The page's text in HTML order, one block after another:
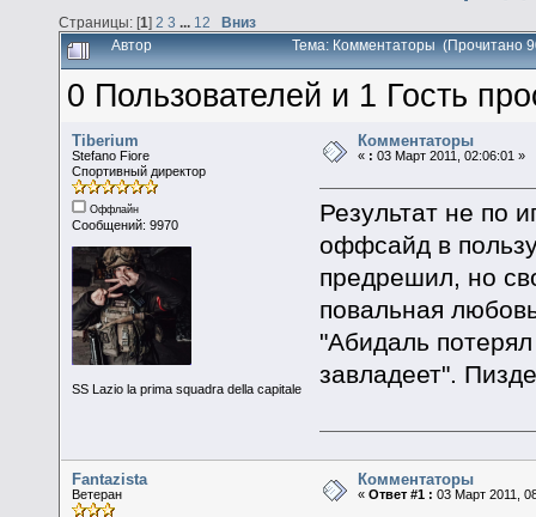
Страницы: [1] 2 3 12 Вниз
Автор Тема: Комментаторы (Прочитано
0 Пользователей и 1 Гость
Tiberium
Stefano Fiore
Спортивный директор
Оффлайн
Сообщений: 9970
SS Lazio la prima squadra della capitale
Комментаторы
« : 03 Март 2011, 02:06:01 »
Результат не по
оффсайд в
предрешил, но
повальная
"Абидаль
завладеет".
Fantazista
Ветеран
Комментаторы
«Ответ #1 : 03 Март 2011,